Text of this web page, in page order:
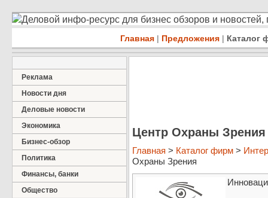
Деловой инфо-ресурс для бизнес обзоров и
Главная | Предложения | Каталог
Реклама
Новости дня
Деловые новости
Экономика
Бизнес-обзор
Политика
Финансы, банки
Общество
Центр Охраны Зрения
Главная > Каталог фирм >
Охраны Зрения